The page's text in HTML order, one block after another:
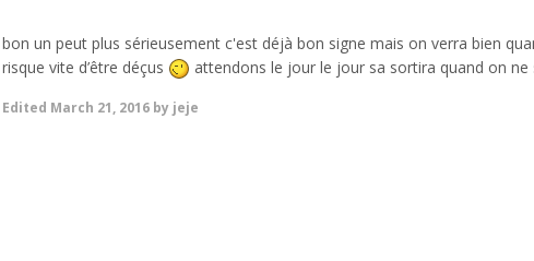
bon un peut plus sérieusement c'est déjà bon signe mais on verra bien
risque vite d’être déçus
attendons le jour le jour sa sortira quand on
Edited March 21, 2016 by jeje